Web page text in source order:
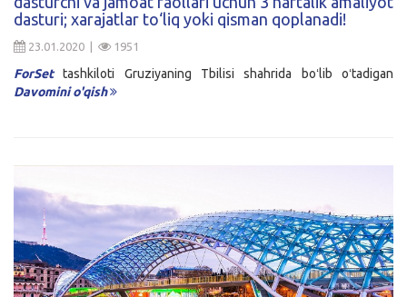
dasturi; xarajatlar to‘liq yoki qisman qoplanadi!
23.01.2020 | 1951
ForSet
tashkiloti Gruziyaning Tbilisi shahrida boʻlib oʻtadigan
Davomini o'qish